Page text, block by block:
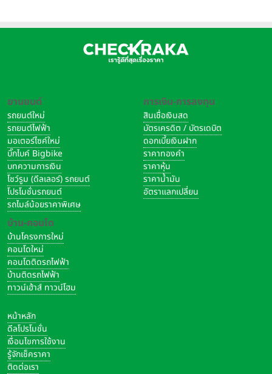
ยานยนต์
รถยนต์ใหม่
รถยนต์ไฟฟ้า
มอเตอร์ไซค์ใหม่
บิ๊กไบค์ Bigbike
บทความการเงิน
โชว์รูม (ดีลเลอร์) รถยนต์
โปรโมชั่นรถยนต์
รถไมล์น้อยราคาพิเศษ
บ้าน-คอนโด
บ้านโครงการใหม่
คอนโดใหม่
คอนโดติดรถไฟฟ้า
บ้านติดรถไฟฟ้า
ทาวน์เฮ้าส์ ทาวน์โฮม
การเงิน-การลงทุน
สินเชื่อเงินสด
บัตรเครดิต / บัตรเดบิต
ดอกเบี้ยเงินฝาก
ราคาทองคำ
ราคาหุ้น
ราคาน้ำมัน
อัตราแลกเปลี่ยน
หน้าหลัก
ดีลโปรโมชั่น
เงื่อนไขการใช้งาน
รู้จักเช็คราคา
ติดต่อเรา